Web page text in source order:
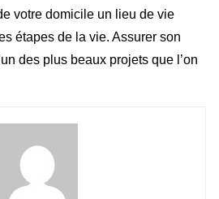
votre domicile un lieu de vie
étapes de la vie. Assurer son
des plus beaux projets que l’on